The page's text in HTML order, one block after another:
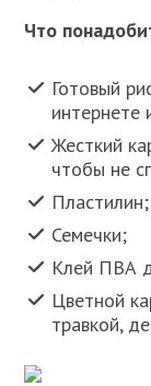
Что
Готовый
интернете
Жесткий
чтобы не
Пластилин;
Семечки;
Клей ПВА
Цветной
травкой,